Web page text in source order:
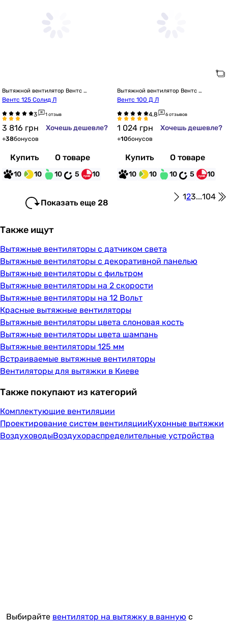
Вытяжной вентилятор Вентс
настенный
Вентс 125 Солид Л
1 отзыв
3 816 грн Хочешь дешевле?
+38бонусов
Купить О товаре
10 10 10 5 10
Вытяжной вентилятор Вентс
настенный
Вентс 100 Д Л
6 отзывов
1 024 грн Хочешь дешевле?
+10бонусов
Купить О товаре
10 10 10 5 10
Показать еще 28
123...104
Также ищут
Вытяжные вентиляторы с датчиком света
Вытяжные вентиляторы с декоративной панелью
Вытяжные вентиляторы с фильтром
Вытяжные вентиляторы на 2 скорости
Вытяжные вентиляторы на 12 Вольт
Красные вытяжные вентиляторы
Вытяжные вентиляторы цвета слоновая кость
Вытяжные вентиляторы цвета шампань
Вытяжные вентиляторы 125 мм
Встраиваемые вытяжные вентиляторы
Вентиляторы для вытяжки в Киеве
Также покупают из категорий
Комплектующие вентиляции
Проектирование систем вентиляцииКухонные вытяжки
ВоздуховодыВоздухораспределительные устройства
Выбирайте вентилятор на вытяжку в ванную с